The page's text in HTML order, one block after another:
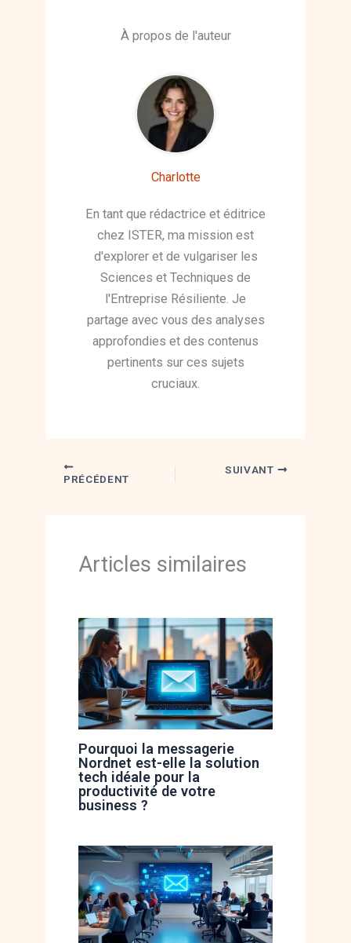
À propos de l'auteur
Charlotte
En tant que rédactrice et éditrice
chez ISTER, ma mission est
d'explorer et de vulgariser les
Sciences et Techniques de
l'Entreprise Résiliente. Je
partage avec vous des analyses
approfondies et des contenus
pertinents sur ces sujets
cruciaux.
PRÉCÉDENT
SUIVANT
Articles similaires
Pourquoi la messagerie
Nordnet est-elle la solution
tech idéale pour la
productivité de votre
business ?